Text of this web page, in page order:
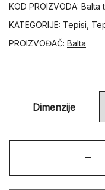
KOD PROIZVODA: Balta
KATEGORIJE: Tepisi
PROIZVOĐAČ: Balta
Dimenzije
-